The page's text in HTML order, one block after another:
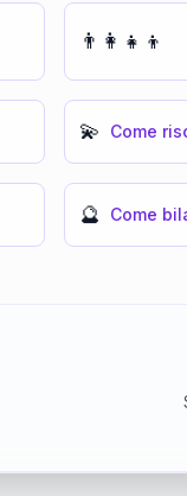
👨‍👩‍👧‍👦
💫 Come
🔮 Come